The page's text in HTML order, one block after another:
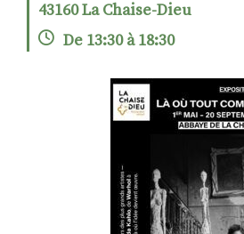
43160 La Chaise-Dieu
De 13:30 à 18:30